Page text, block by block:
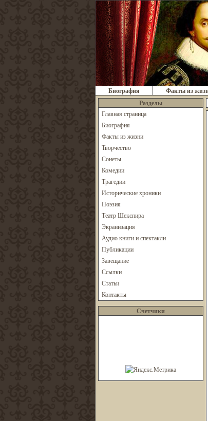
Биография Факты из
Разделы
Главная страница
Биография
Факты из жизни
Творчество
Сонеты
Комедии
Трагедии
Исторические хроники
Поэзия
Театр Шекспира
Экранизация
Аудио книги и спектакли
Публикации
Завещание
Ссылки
Статьи
Контакты
Счетчики